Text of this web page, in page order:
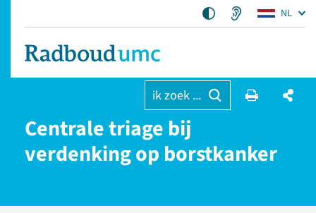
NL
ik zoek ...
Centrale triage bij
verdenking op borstkanker